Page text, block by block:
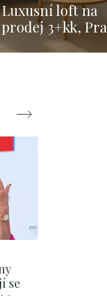
Luxusní loft na
prodej 3+kk,
- 80 m²
se